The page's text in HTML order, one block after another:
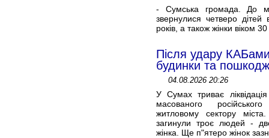
- Сумська громада. До
звернулися четверо
років, а також жінки віком
Після удару
будинки та
04.08.2026 20:26
У Сумах триває ліквідація
масованого
житловому сектору
загинули троє людей -
жінка. Ще п"ятеро жінок